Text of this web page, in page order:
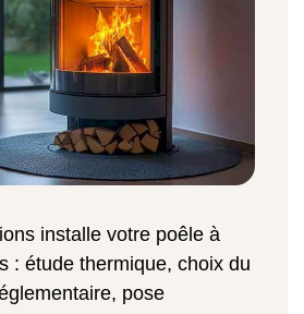
installe votre poêle à
: étude thermique, choix du
pose